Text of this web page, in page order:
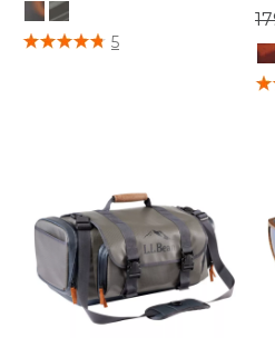
5 sur 5 Évaluation des clients
5